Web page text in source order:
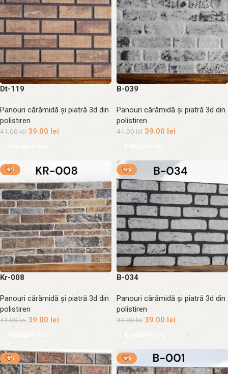
Dt-119
Panouri cărămidă și piatră 3d din
polistiren
41.00lei 39.00 lei
Adaugă în coș
B-039
Panouri cărămidă și piatră 3d din
polistiren
41.00lei 39.00 lei
Adaugă în coș
-5%
Kr-008
Panouri cărămidă și piatră 3d din
polistiren
41.00lei 39.00 lei
Adaugă în coș
-5%
B-034
Panouri cărămidă și piatră 3d din
polistiren
41.00lei 39.00 lei
Adaugă în coș
-5% -5%